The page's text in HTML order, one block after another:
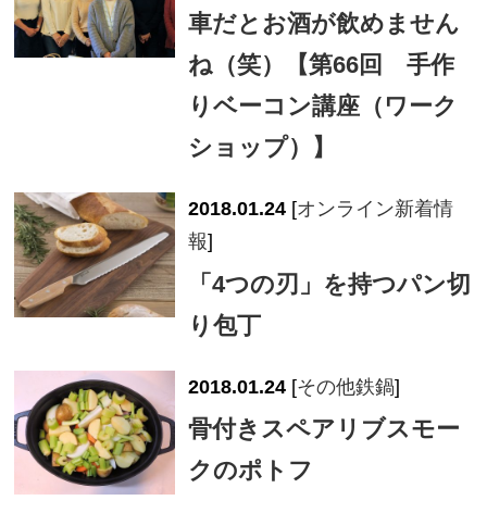
車だとお酒が飲めません
ね（笑）【第66回 手作
りベーコン講座（ワーク
ショップ）】
2018.01.24 [オンライン新着情
報]
「4つの刃」を持つパン切
り包丁
2018.01.24 [その他鉄鍋]
骨付きスペアリブスモー
クのポトフ